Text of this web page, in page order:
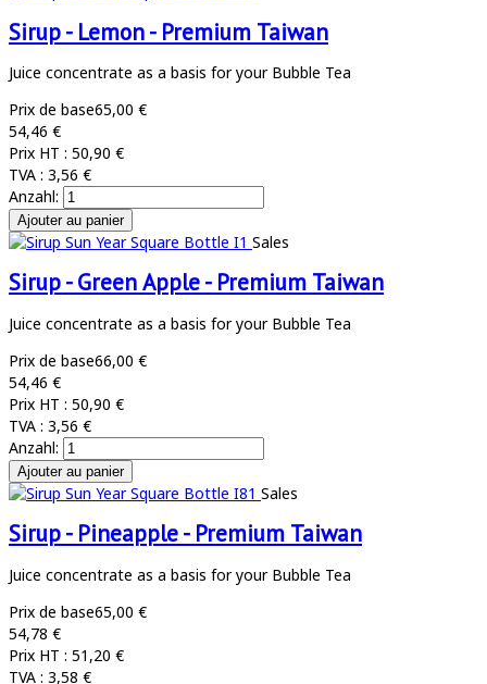
Sirup - Lemon - Premium Taiwan
Juice concentrate as a basis for your Bubble Tea
Prix de base65,00 €
54,46 €
Prix HT : 50,90 €
TVA : 3,56 €
Anzahl:
Sales
Sirup - Green Apple - Premium Taiwan
Juice concentrate as a basis for your Bubble Tea
Prix de base66,00 €
54,46 €
Prix HT : 50,90 €
TVA : 3,56 €
Anzahl:
Sales
Sirup - Pineapple - Premium Taiwan
Juice concentrate as a basis for your Bubble Tea
Prix de base65,00 €
54,78 €
Prix HT : 51,20 €
TVA : 3,58 €